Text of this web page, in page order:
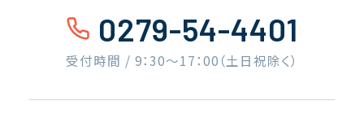
0279-54-4401
受付時間 / 9：30〜17：00（土日祝除く）